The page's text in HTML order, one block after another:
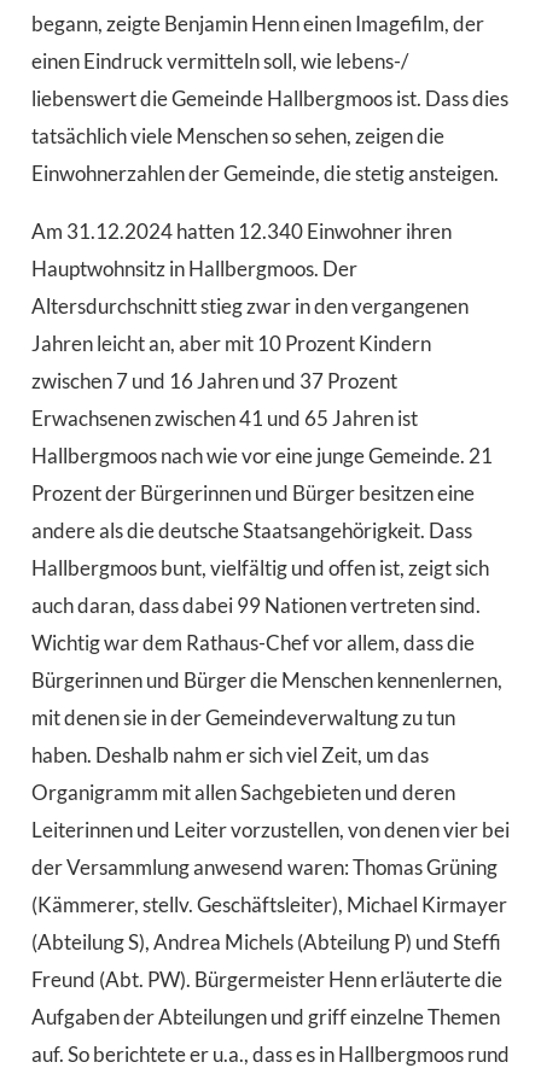
begann, zeigte Benjamin Henn einen Imagefilm, der
einen Eindruck vermitteln soll, wie lebens-/
liebenswert die Gemeinde Hallbergmoos ist. Dass dies
tatsächlich viele Menschen so sehen, zeigen die
Einwohnerzahlen der Gemeinde, die stetig ansteigen.
Am 31.12.2024 hatten 12.340 Einwohner ihren
Hauptwohnsitz in Hallbergmoos. Der
Altersdurchschnitt stieg zwar in den vergangenen
Jahren leicht an, aber mit 10 Prozent Kindern
zwischen 7 und 16 Jahren und 37 Prozent
Erwachsenen zwischen 41 und 65 Jahren ist
Hallbergmoos nach wie vor eine junge Gemeinde. 21
Prozent der Bürgerinnen und Bürger besitzen eine
andere als die deutsche Staatsangehörigkeit. Dass
Hallbergmoos bunt, vielfältig und offen ist, zeigt sich
auch daran, dass dabei 99 Nationen vertreten sind.
Wichtig war dem Rathaus-Chef vor allem, dass die
Bürgerinnen und Bürger die Menschen kennenlernen,
mit denen sie in der Gemeindeverwaltung zu tun
haben. Deshalb nahm er sich viel Zeit, um das
Organigramm mit allen Sachgebieten und deren
Leiterinnen und Leiter vorzustellen, von denen vier bei
der Versammlung anwesend waren: Thomas Grüning
(Kämmerer, stellv. Geschäftsleiter), Michael Kirmayer
(Abteilung S), Andrea Michels (Abteilung P) und Steffi
Freund (Abt. PW). Bürgermeister Henn erläuterte die
Aufgaben der Abteilungen und griff einzelne Themen
auf. So berichtete er u.a., dass es in Hallbergmoos rund